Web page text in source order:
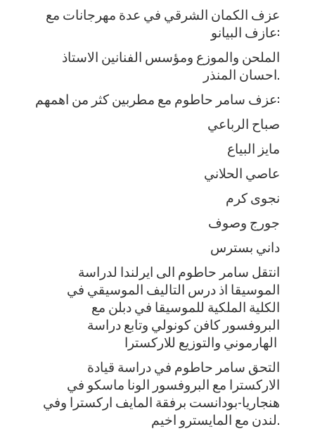
عزف الكمان الشرقي في عدة مهرجانات مع
عازف البيانو:
الملحن والموزع ومؤسس الفنانين الاستاذ
احسان المنذر.
عزف سامر حاطوم مع مطربين كثر من اهمهم:
صباح الرباعي
مايز البياع
عاصي الحلاني
نجوى كرم
جورج وصوف
داني بسترس
انتقل سامر حاطوم الى ايرلندا لدراسة
الموسيقا اذ درس التاليف الموسيقي في
الكلية الملكية للموسيقا في دبلن مع
البروفسور كافن كونولي وتابع دراسة
التحق سامر حاطوم في دراسة قيادة
الاركسترا مع البروفسور الونا ماسكو في
هنجاريا-بودانست برفقة المايف اركسترا وفي
لندن مع المايسترو اخيم.